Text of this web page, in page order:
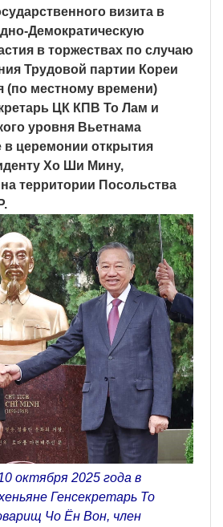
визита в
Демократическую
в торжествах по случаю
Трудовой партии Кореи
(по местному времени)
ЦК КПВ То Лам и
уровня Вьетнама
в церемонии открытия
Хо Ши Мину,
территории Посольства
октября 2025 года в
Генсекретарь То
Чо Ён Вон, член